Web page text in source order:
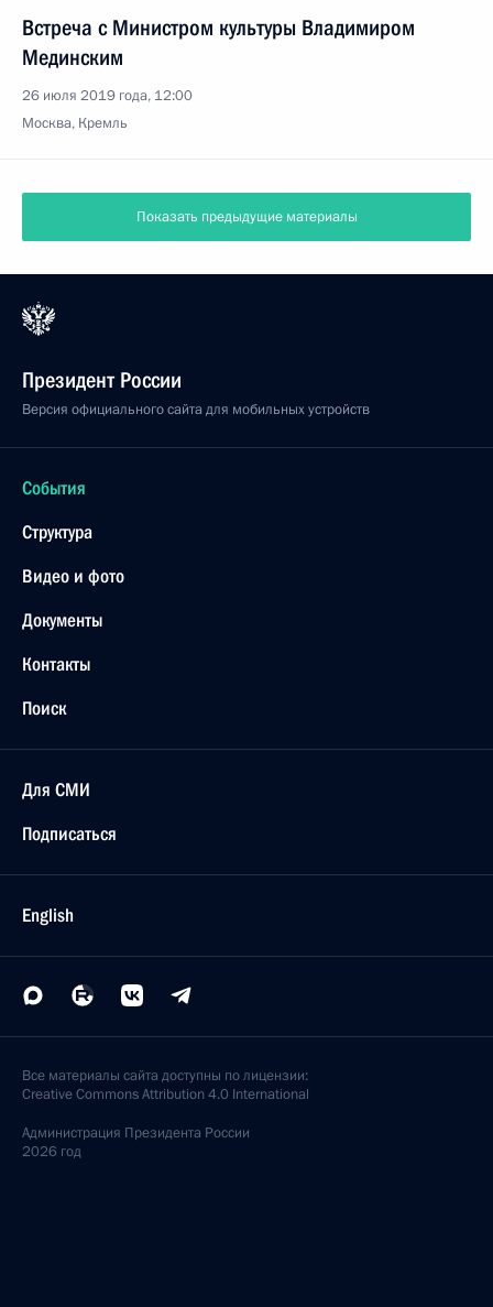
Встреча с Министром культуры Владимиром
Мединским
26 июля 2019 года, 12:00
Москва, Кремль
Показать предыдущие материалы
Президент России
Версия официального сайта для мобильных устройств
События
Структура
Видео и фото
Документы
Контакты
Поиск
Для СМИ
Подписаться
English
Все материалы сайта доступны по лицензии:
Creative Commons Attribution 4.0 International
Администрация Президента России
2026 год